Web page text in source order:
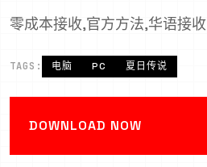
零成本接收,官方方法,华语接收
TAGS: 电脑 PC 夏日传说
DOWNLOAD NOW